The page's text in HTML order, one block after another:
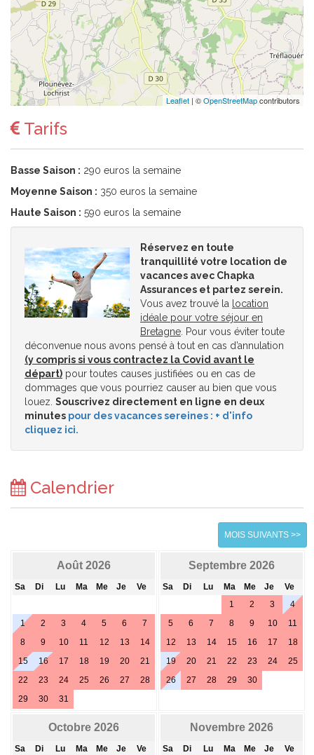
Leaflet | ©OpenStreetMapcontributors
Tarifs
Basse Saison : 290 euros la semaine
Moyenne Saison : 350 euros la semaine
Haute Saison : 590 euros la semaine
Réservez en toute
tranquillité votre location de
vacances avec Chapka
Assurances et partez serein.
Vous avez trouvé la
location
idéale pour votre séjour en
Bretagne . Pour vous éviter toute
déconvenue nous avons pensé à tout en cas d’annulation
(y compris si vous contractez la Covid avant le
départ) pour toutes causes justifiées ou en cas de
dommages que vous pourriez causer au bien que vous
louez. Souscrivez directement en ligne en deux
minutes pour des vacances sereines : + d'info
cliquez ici.
Calendrier
MOIS SUIVANTS >>
Août 2026
Sa Di Lu Ma Me Je Ve
1 2 3 4 5 6
7
8
9 10 11 12 13
14
15
16 17 18 19 20
21
22
23 24 25 26 27
28
29
30 31
Septembre 2026
Sa Di Lu Ma Me Je
Ve
1
2 3
4
5
6 7 8 9 10
11
12
13 14 15 16 17
18
19
20 21 22 23 24
25
26
27 28 29 30
Octobre 2026
Sa Di Lu Ma Me Je
Ve
Novembre 2026
Sa Di Lu Ma Me Je
Ve